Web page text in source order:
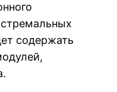
содержать